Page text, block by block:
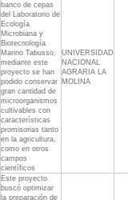
banco de cepas
del Laboratorio de
Ecología
Microbiana y
Biotecnología
Marino Tabusso,
mediante este
proyecto se han
podido conservar
gran cantidad de
microorganismos
cultivables con
características
promisorias tanto
en la agricultura,
como en otros
campos
científicos
UNIVERSIDAD
NACIONAL
AGRARIA LA
MOLINA
Este proyecto
buscó optimizar
la preparación de